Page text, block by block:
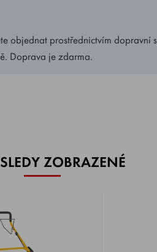
objednat prostřednictvím
Doprava je zdarma.
ZOBRAZENÉ